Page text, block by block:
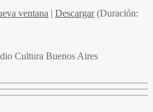
ventana | Descargar(Duración:
Cultura Buenos Aires